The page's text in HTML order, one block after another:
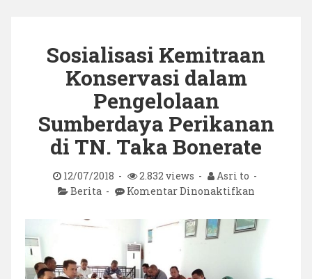
Sosialisasi Kemitraan
Konservasi dalam
Pengelolaan
Sumberdaya Perikanan
di TN. Taka Bonerate
12/07/2018 2.832 views
Asri to
Berita
Komentar Dinonaktifkan
Kemitraan
Konservasi